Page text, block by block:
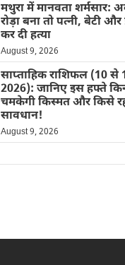
मथुरा में मानवता शर्मसार:
रोड़ा बना तो पत्नी, बेटी
कर दी हत्या
August 9, 2026
साप्ताहिक राशिफल (10 से
2026): जानिए इस हफ्ते
चमकेगी किस्मत और किसे
सावधान!
August 9, 2026